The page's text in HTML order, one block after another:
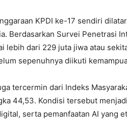
KPDI ke-17 sendiri
Berdasarkan Survei Penetrasi
lebih dari 229 juta jiwa atau
sepenuhnya diikuti
tercermin dari Indeks
44,53. Kondisi tersebut
serta pemanfaatan AI yang